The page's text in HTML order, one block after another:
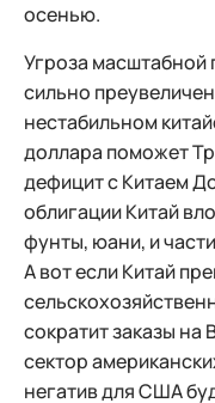
осенью.
Угроза масштабной
сильно
нестабильном
доллара поможет
дефицит с Китаем
облигации Китай
фунты, юани, и
А вот если Китай
сократит заказы на
сектор
негатив для США